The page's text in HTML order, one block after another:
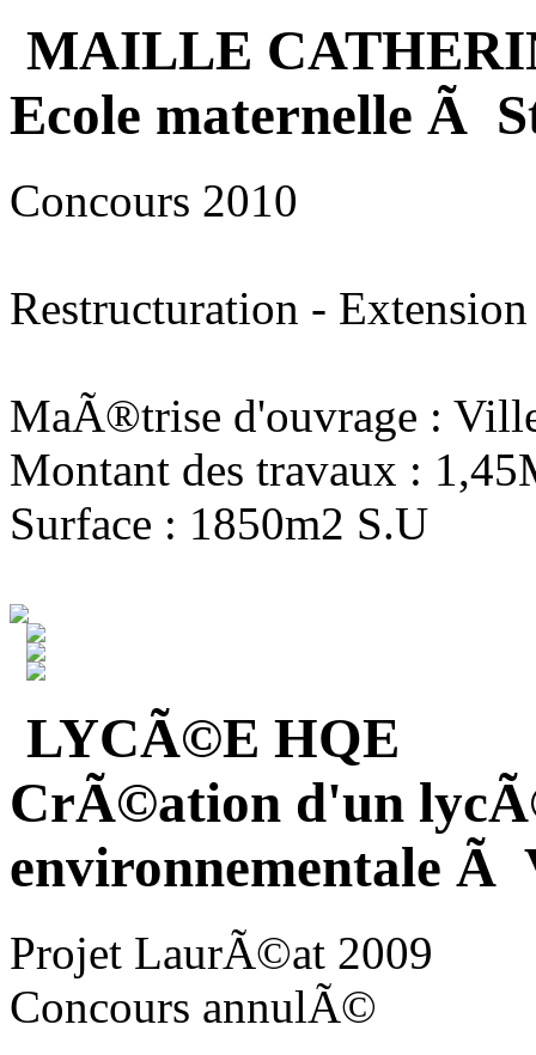
MAILLE
Ecole maternelle Ã
Concours 2010
Restructuration - Extension
MaÃ®trise d'ouvrage :
Montant des travaux :
Surface : 1850m2 S.U
LYCÃ©E HQE
CrÃ©ation d'un
environnementale Ã
Projet LaurÃ©at 2009
Concours annulÃ©